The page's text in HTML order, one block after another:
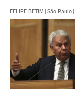
FELIPE BETIM São Paulo